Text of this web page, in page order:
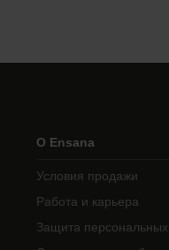
О Ensana
Условия продажи
Работа и карьера
Защита